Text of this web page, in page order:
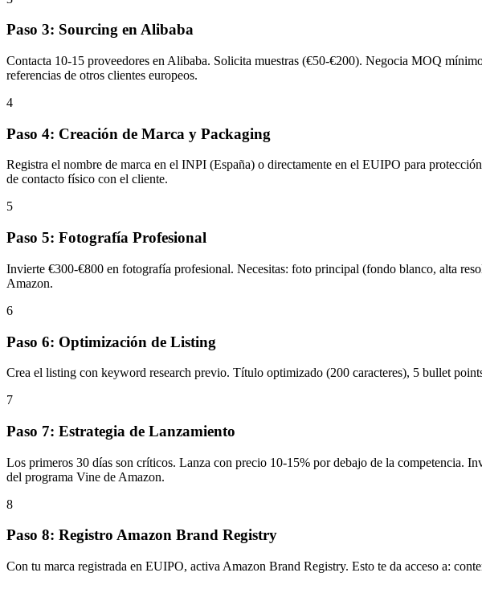
Paso 3: Sourcing en Alibaba
Contacta 10-15 proveedores en Alibaba. Solicita muestras (€50-€200). Negocia MOQ
referencias de otros clientes europeos.
4
Paso 4: Creación de Marca y Packaging
Registra el nombre de marca en el INPI (España) o directamente en el EUIPO para
de contacto físico con el cliente.
5
Paso 5: Fotografía Profesional
Invierte €300-€800 en fotografía profesional. Necesitas: foto principal (fondo blanco, alta
Amazon.
6
Paso 6: Optimización de Listing
Crea el listing con keyword research previo. Título optimizado (200 caracteres), 5 bullet
7
Paso 7: Estrategia de Lanzamiento
Los primeros 30 días son críticos. Lanza con precio 10-15% por debajo de la competencia.
del programa Vine de Amazon.
8
Paso 8: Registro Amazon Brand Registry
Con tu marca registrada en EUIPO, activa Amazon Brand Registry. Esto te da acceso a: